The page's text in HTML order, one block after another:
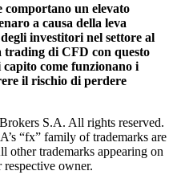
comportano un elevato
a causa della leva
investitori nel settore al
trading di CFD con questo
come funzionano i
il rischio di perdere
S.A. All rights reserved.
“fx” family of trademarks are
trademarks appearing on
owner.